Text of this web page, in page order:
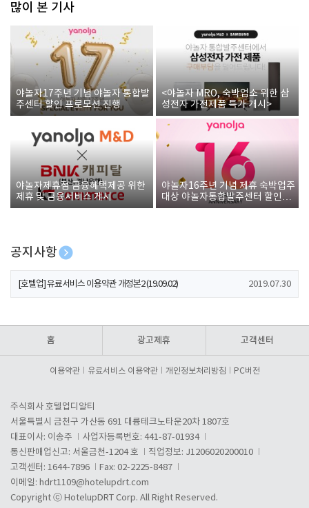
많이 본 기사
야놀자17주년 기념 야놀자 통합발
주센터 할인 프로모션 진행
<야놀자 MRO, 숙박업소 위한 삼
성전자 가전제품 특가 개시>
야놀자제휴점 금융혜택제공 위한
제휴 및 금융서비스 게시
야놀자16주년 기념 제휴 숙박업주
대상 야놀자통합발주센터 할인쿠
폰 증정
공지사항
[호텔업] 개인정보 처리방침 개정본1 (19.09.02)
[호텔업] 유료서비스 이용약관 개정본2 (19.09.02) 2019.07.30
홈 광고제휴 고객센터
이용약관 유료서비스 이용약관 개인정보처리방침 PC버전
주식회사 호텔업디알티
서울특별시 금천구 가산동 691 대륭테크노타운20차 1807호
대표이사: 이송주
사업자등록번호: 441-87-01934
통신판매업신고: 서울금천-1204 호
직업정보: J1206020200010
고객센터: 1644-7896
Fax: 02-2225-8487
이메일: hdrt1109@hotelupdrt.com
Copyright ⓒ HotelupDRT Corp. All Right Reserved.